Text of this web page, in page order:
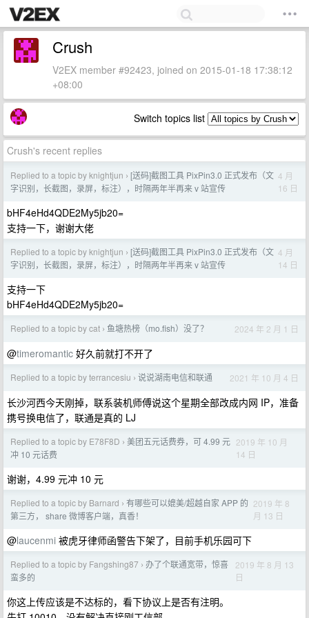
Crush
V2EX member #92423, joined on 2015-01-18 17:38:12
+08:00
Switch topics list
Crush's recent replies
Replied to a topic by knightjun › [送码]截图工具 PixPin3.0 正式发布（文
字识别，长截图，录屏，标注），时隔两年半再来 v 站宣传
4 月
16 日
bHF4eHd4QDE2My5jb20=
支持一下，谢谢大佬
Replied to a topic by knightjun › [送码]截图工具 PixPin3.0 正式发布（文
字识别，长截图，录屏，标注），时隔两年半再来 v 站宣传
4 月
14 日
支持一下
bHF4eHd4QDE2My5jb20=
Replied to a topic by cat › 鱼塘热榜（mo.fish）没了？ 2024 年 2 月 1 日
@timeromantic 好久前就打不开了
Replied to a topic by terrancesiu › 说说湖南电信和联通 2021 年 10 月 4 日
长沙河西今天刚掉，联系装机师傅说这个星期全部改成内网 IP，准备
携号换电信了，联通是真的 LJ
Replied to a topic by E78F8D › 美团五元话费券，可 4.99 元
冲 10 元话费
2019 年 10 月
14 日
谢谢，4.99 元冲 10 元
Replied to a topic by Barnard › 有哪些可以媲美/超越自家 APP 的
第三方， share 微博客户端，真香！
2019 年 8
月 13 日
@laucenmi 被虎牙律师函警告下架了，目前手机乐园可下
Replied to a topic by Fangshing87 › 办了个联通宽带，惊喜
蛮多的
2019 年 8 月 13
日
你这上传应该是不达标的，看下协议上是否有注明。